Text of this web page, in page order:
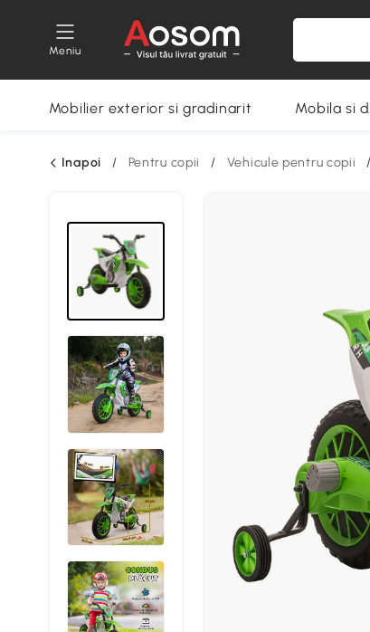
Meniu
Mobilier exterior si gradinarit Mobila si
Inapoi / Pentru copii / Vehicule pentru copii /